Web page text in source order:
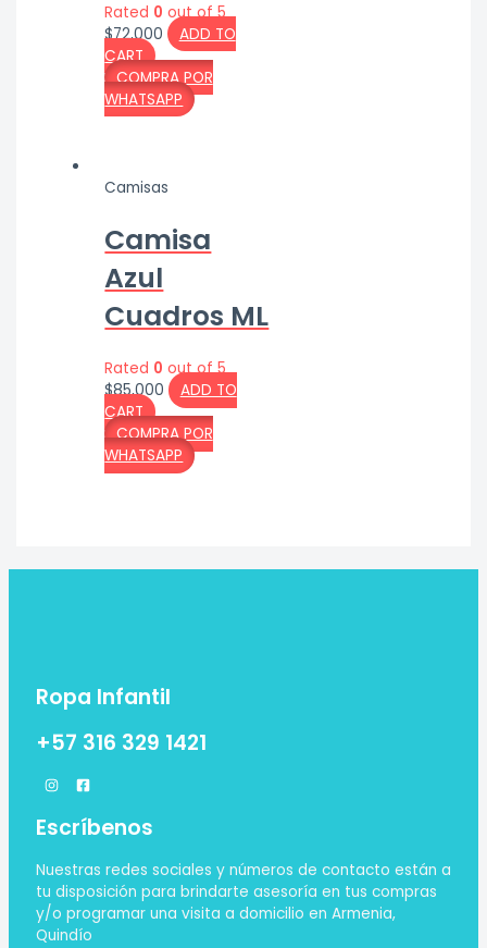
Rated 0 out of 5
$72,000
ADD TO
CART
COMPRA POR
WHATSAPP
Camisas
Camisa
Azul
Cuadros ML
Rated 0 out of 5
$85,000
ADD TO
CART
COMPRA POR
WHATSAPP
Ropa Infantil
+57 316 329 1421
Escríbenos
Nuestras redes sociales y números de contacto están a
tu disposición para brindarte asesoría en tus compras
y/o programar una visita a domicilio en Armenia,
Quindío